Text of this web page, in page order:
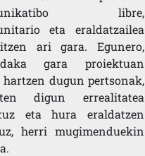
libre,
eta eraldatzailea
ari gara. Egunero,
gara proiektuan
hartzen dugun pertsonak,
digun errealitatea
eta hura eraldatzen
herri mugimenduekin